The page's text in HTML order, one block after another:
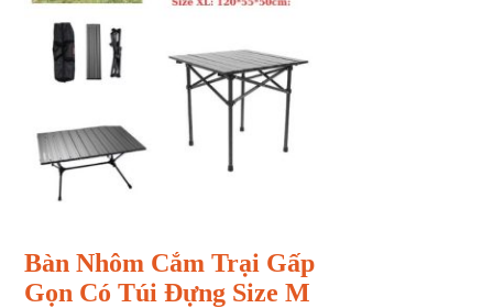
Bàn Nhôm Cắm Trại Gấp
Gọn Có Túi Đựng Size M